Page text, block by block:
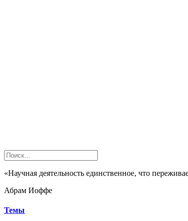
«Научная деятельность единственное, что
Абрам Иоффе
Темы